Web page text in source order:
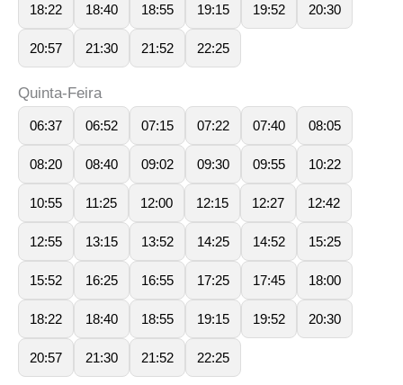
18:22 18:40 18:55 19:15 19:52 20:30
20:57 21:30 21:52 22:25
Quinta-Feira
06:37 06:52 07:15 07:22 07:40 08:05
08:20 08:40 09:02 09:30 09:55 10:22
10:55 11:25 12:00 12:15 12:27 12:42
12:55 13:15 13:52 14:25 14:52 15:25
15:52 16:25 16:55 17:25 17:45 18:00
18:22 18:40 18:55 19:15 19:52 20:30
20:57 21:30 21:52 22:25